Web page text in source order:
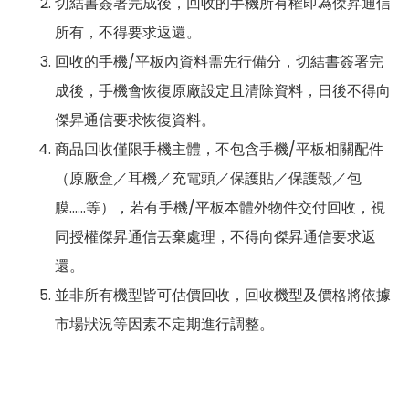
所有，不得要求返還。
回收的手機/平板內資料需先行備分，切結書簽署完
成後，手機會恢復原廠設定且清除資料，日後不得向
傑昇通信要求恢復資料。
商品回收僅限手機主體，不包含手機/平板相關配件
（原廠盒／耳機／充電頭／保護貼／保護殼／包
膜……等），若有手機/平板本體外物件交付回收，視
同授權傑昇通信丟棄處理，不得向傑昇通信要求返
還。
並非所有機型皆可估價回收，回收機型及價格將依據
市場狀況等因素不定期進行調整。